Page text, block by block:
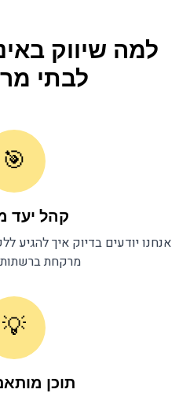
למה שיווק
לבתי
🎯
קהל יעד
אנחנו יודעים בדיוק איך להגיע
מרקחת
💡
תוכן